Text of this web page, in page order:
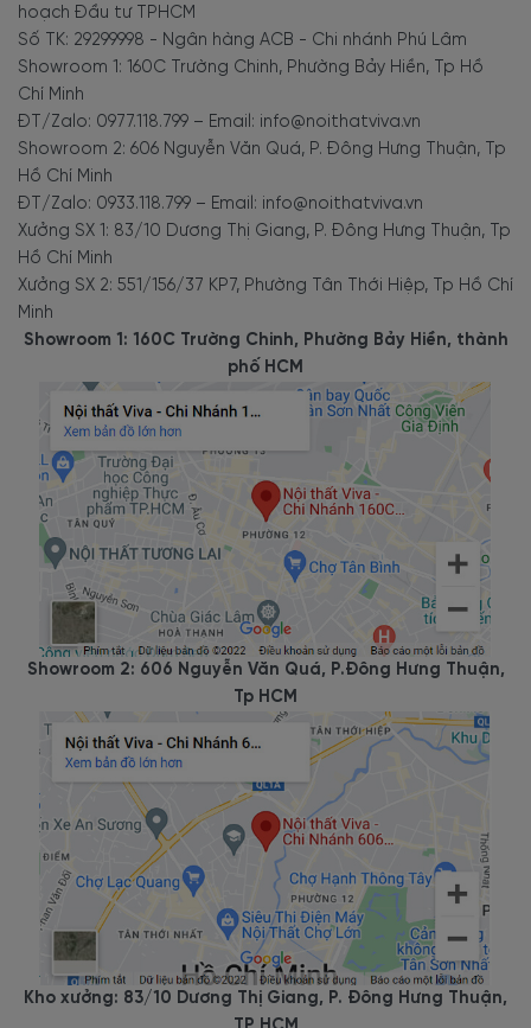
hoạch Đầu tư TPHCM
Số TK: 29299998 - Ngân hàng ACB - Chi nhánh Phú Lâm
Showroom 1: 160C Trường Chinh, Phường Bảy Hiền, Tp Hồ
Chí Minh
ĐT/Zalo: 0977.118.799 – Email: info@noithatviva.vn
Showroom 2: 606 Nguyễn Văn Quá, P. Đông Hưng Thuận, Tp
Hồ Chí Minh
ĐT/Zalo: 0933.118.799 – Email: info@noithatviva.vn
Xưởng SX 1: 83/10 Dương Thị Giang, P. Đông Hưng Thuận, Tp
Hồ Chí Minh
Xưởng SX 2: 551/156/37 KP7, Phường Tân Thới Hiệp, Tp Hồ Chí
Minh
Showroom 1: 160C Trường Chinh, Phường Bảy Hiền, thành
phố HCM
Showroom 2: 606 Nguyễn Văn Quá, P.Đông Hưng Thuận,
Tp HCM
Kho xưởng: 83/10 Dương Thị Giang, P. Đông Hưng Thuận,